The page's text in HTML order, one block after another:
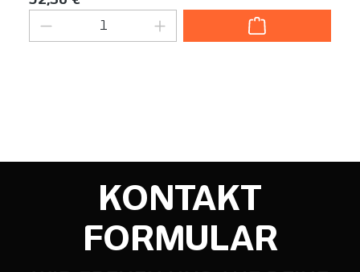
Produkt Anzahl: Gib den
KONTAKT
FORMULAR